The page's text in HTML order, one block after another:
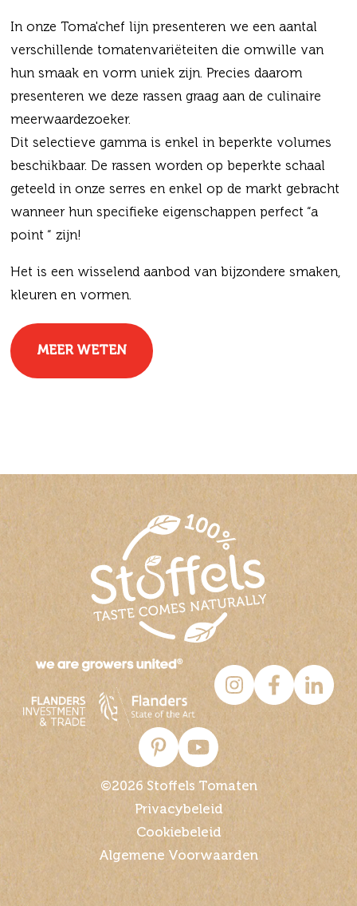
In onze Toma'chef lijn presenteren we een aantal
verschillende tomatenvariëteiten die omwille van
hun smaak en vorm uniek zijn. Precies daarom
presenteren we deze rassen graag aan de culinaire
meerwaardezoeker.
Dit selectieve gamma is enkel in beperkte volumes
beschikbaar. De rassen worden op beperkte schaal
geteeld in onze serres en enkel op de markt gebracht
wanneer hun specifieke eigenschappen perfect “a
point “ zijn!
Het is een wisselend aanbod van bijzondere smaken,
kleuren en vormen.
MEER WETEN
©2026 Stoffels Tomaten
Privacybeleid
Cookiebeleid
Algemene Voorwaarden